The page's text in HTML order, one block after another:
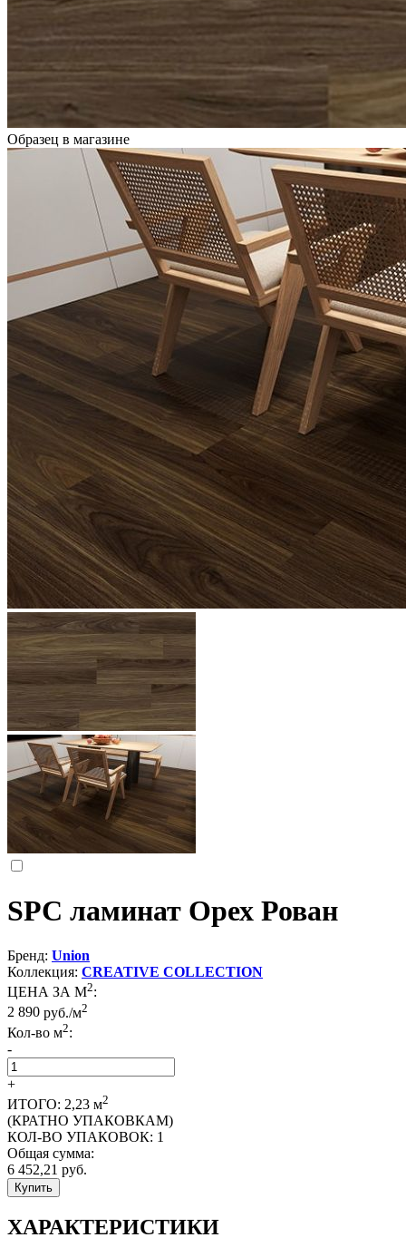
Образец в магазине
SPC ламинат Орех Рован
Бренд: Union
Коллекция: CREATIVE COLLECTION
ЦЕНА ЗА М2:
2 890 руб./м2
Кол-во м2:
-
+
ИТОГО: 2,23 м2
(КРАТНО УПАКОВКАМ)
КОЛ-ВО УПАКОВОК: 1
Общая сумма:
6 452,21 руб.
Купить
ХАРАКТЕРИСТИКИ